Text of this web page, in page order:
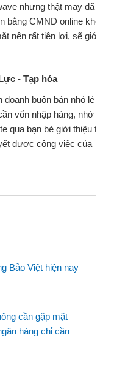
thật may đã có
CMND online không
rất tiện lợi, sẽ giới
hóa
buôn bán nhỏ lẻ
nhập hàng, nhờ biết
bè giới thiệu tôi
công việc của
Bảo Việt hiện nay
cần gặp mặt
hàng chỉ cần